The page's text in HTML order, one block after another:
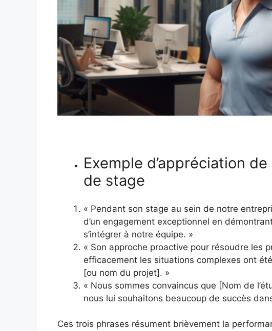
Exemple d’appréciation
de stage
« Pendant son stage au sein de notre
d’un engagement exceptionnel en
s’intégrer à notre équipe. »
« Son approche proactive pour résoudre les
efficacement les situations complexes ont
[ou nom du projet]. »
« Nous sommes convaincus que [Nom de
nous lui souhaitons beaucoup de succès
Ces trois phrases résument brièvement la